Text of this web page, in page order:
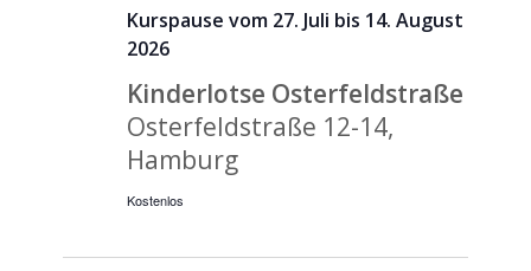
2026
Kurspause vom 27. Juli bis 14. August
2026
Kinderlotse Osterfeldstraße
Osterfeldstraße 12-14,
Hamburg
Kostenlos